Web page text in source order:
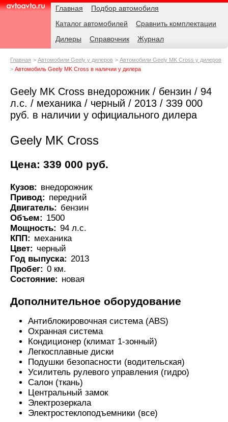
AvtoAvto.ru
Навигация Главная
Подбор автомобиля
Каталог автомобилей
Сравнить комплектации
Дилеры
Справочник Журнал
Родительские
Главная Автомобили Geely у дилеров
Автомобили Geely MK Cross у дилеров
Автомобиль Geely MK Cross в наличии у дилера
Geely MK Cross внедорожник / бензин / 94
л.с. / механика / черный / 2013 / 339 000
руб. в наличии у официального дилера
Geely MK Cross
Цена: 339 000 руб.
Кузов: внедорожник
Привод: передний
Двигатель: бензин
Объем: 1500
Мощность: 94 л.с.
КПП: механика
Цвет: черный
Год выпуска: 2013
Пробег: 0 км.
Состояние: новая
Дополнительное оборудование
Антиблокировочная система (ABS)
Охранная система
Кондиционер (климат 1-зонный)
Легкосплавные диски
Подушки безопасности (водительская)
Усилитель рулевого управления (гидро)
Салон (ткань)
Центральный замок
Электрозеркала
Электростеклоподъемники (все)